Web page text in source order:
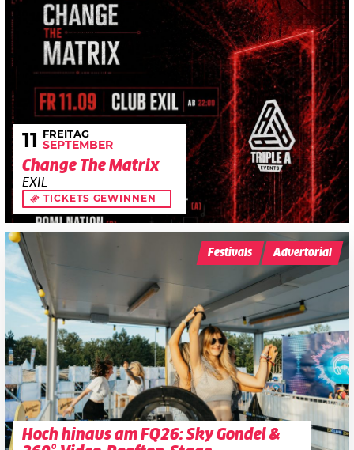
11 FREITAG
SEPTEMBER
Change The Matrix
EXIL
TICKETS GEWINNEN
Hoch hinaus am FQ26: Sky Gondel &
Festivals Advertorial